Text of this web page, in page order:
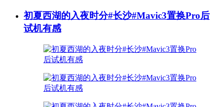
初夏西湖的入夜时分#长沙#Mavic3置换Pro后
试机有感